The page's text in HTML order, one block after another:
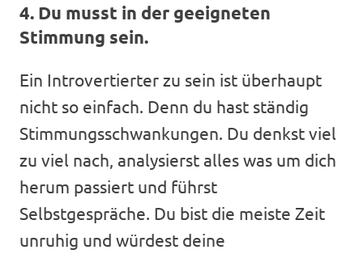
4. Du musst in der geeigneten
Stimmung sein.
Ein Introvertierter zu sein ist überhaupt
nicht so einfach. Denn du hast ständig
Stimmungsschwankungen. Du denkst viel
zu viel nach, analysierst alles was um dich
herum passiert und führst
Selbstgespräche. Du bist die meiste Zeit
unruhig und würdest deine